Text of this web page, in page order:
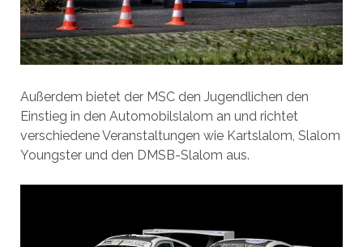
Außerdem bietet der MSC den Jugendlichen den
Einstieg in den Automobilslalom an und richtet
verschiedene Veranstaltungen wie Kartslalom, Slalom
Youngster und den DMSB-Slalom aus.